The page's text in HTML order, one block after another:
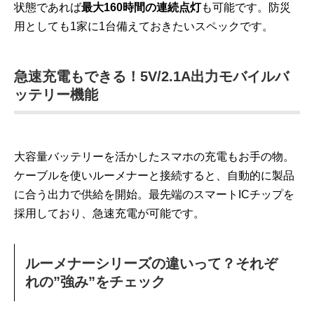
状態であれば最大160時間の連続点灯も可能です。防災
用としても1家に1台備えておきたいスペックです。
急速充電もできる！5V/2.1A出力モバイルバ
ッテリー機能
大容量バッテリーを活かしたスマホの充電もお手の物。
ケーブルを使いルーメナーと接続すると、自動的に製品
に合う出力で供給を開始。最先端のスマートICチップを
採用しており、急速充電が可能です。
ルーメナーシリーズの違いって？それぞ
れの”強み”をチェック